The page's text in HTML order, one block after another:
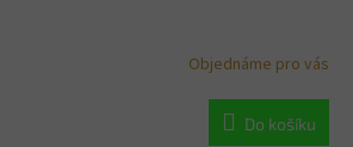
Objednáme pro vás
Do košíku